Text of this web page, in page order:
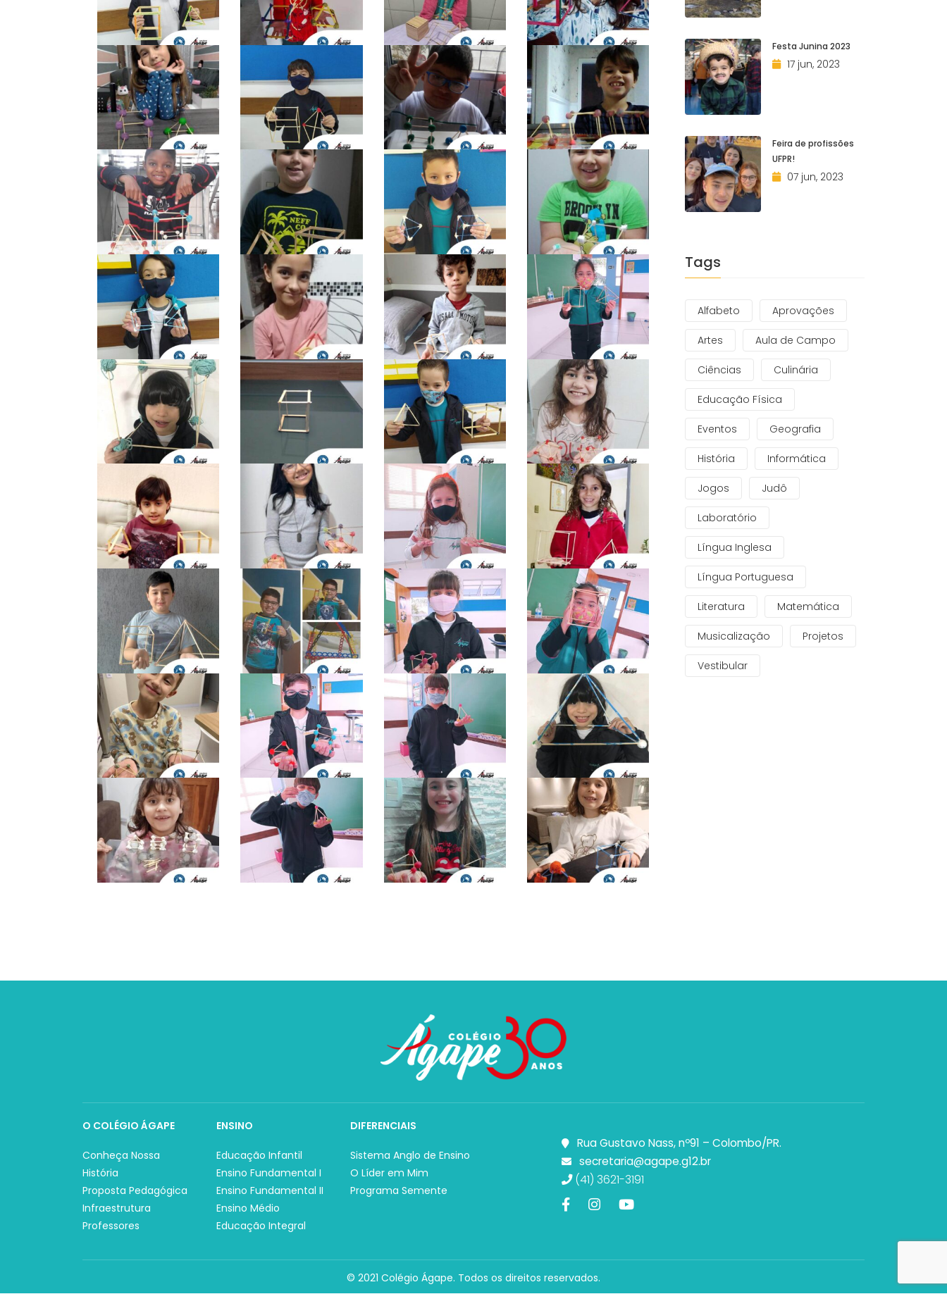
Festa Junina 2023
17 jun, 2023
Feira de profissões
UFPR!
07 jun, 2023
Tags
Alfabeto Aprovações
Artes Aula de Campo
Ciências Culinária
Educação Física
Eventos Geografia
História Informática
Jogos Judô
Laboratório
Língua Inglesa
Língua Portuguesa
Literatura Matemática
Musicalização Projetos
Vestibular
O COLÉGIO ÁGAPE
Conheça Nossa
História
Proposta Pedagógica
Infraestrutura
Professores
ENSINO
Educação Infantil
Ensino Fundamental I
Ensino Fundamental II
Ensino Médio
Educação Integral
DIFERENCIAIS
Sistema Anglo de Ensino
O Líder em Mim
Programa Semente
Rua Gustavo Nass, nº91 – Colombo/PR.
secretaria@agape.g12.br
(41) 3621-3191
© 2021 Colégio Ágape. Todos os direitos reservados.